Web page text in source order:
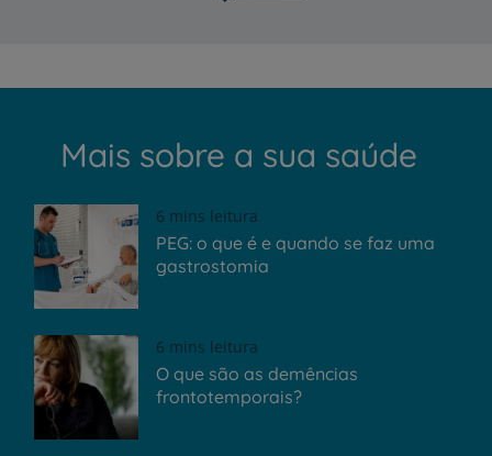
Mais sobre a sua saúde
6 mins leitura
PEG: o que é e quando se faz uma
gastrostomia
6 mins leitura
O que são as demências
frontotemporais?